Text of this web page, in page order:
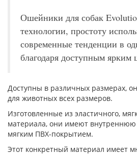
Ошейники для собак
технологии, простоту
современные тенденции в
благодаря доступным ярким
Доступны в различных размерах,
для животных всех размеров.
Изготовленные из эластичного,
материала, они имеют внутреннюю
мягким ПВХ-покрытием.
Этот конкретный материал имеет